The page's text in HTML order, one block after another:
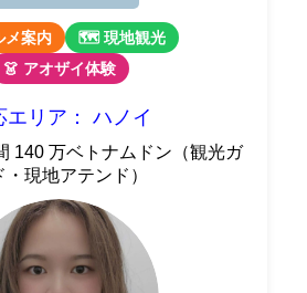
メ案内
🗺 現地観光
👗 アオザイ体験
エリア： ハノイ
140 万ベトナムドン（観光ガ
・現地アテンド）